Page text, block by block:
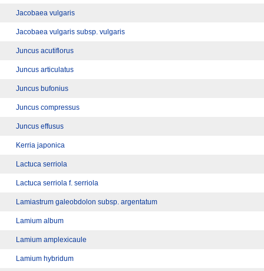
Jacobaea vulgaris
Jacobaea vulgaris subsp. vulgaris
Juncus acutiflorus
Juncus articulatus
Juncus bufonius
Juncus compressus
Juncus effusus
Kerria japonica
Lactuca serriola
Lactuca serriola f. serriola
Lamiastrum galeobdolon subsp. argentatum
Lamium album
Lamium amplexicaule
Lamium hybridum